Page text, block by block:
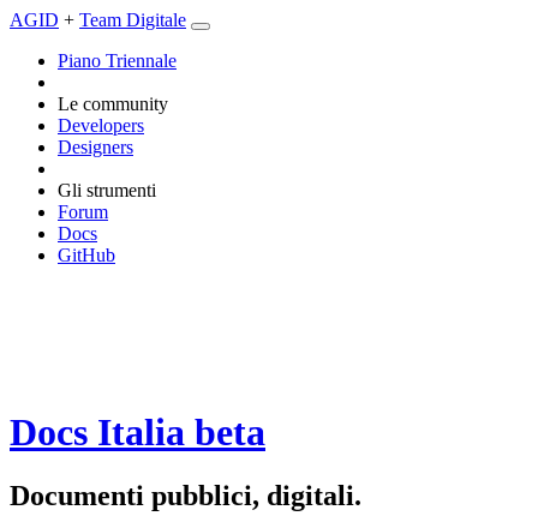
AGID + Team Digitale
Piano Triennale
Le community
Developers
Designers
Gli strumenti
Forum
Docs
GitHub
Docs Italia beta
Documenti pubblici, digitali.